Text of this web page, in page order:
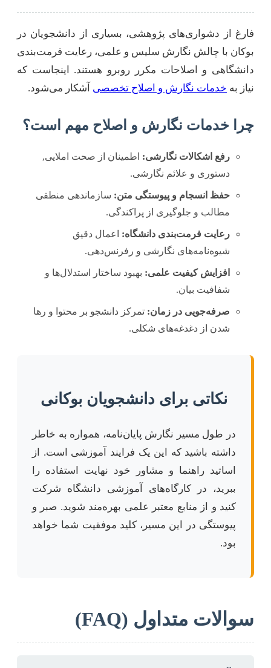
فارغ از دشواری‌های پژوهشی، بسیاری از دانشجویان در
بوکان با چالش نگارش سلیس و علمی، رعایت فرمت‌بندی
دانشگاهی و اصلاحات مکرر روبرو هستند. اینجاست که
نیاز به خدمات نگارش و اصلاح تخصصی آشکار می‌شود.
چرا خدمات نگارش و اصلاح مهم است؟
رفع اشکالات نگارشی: اطمینان از صحت املایی,
دستوری و علائم نگارشی.
حفظ انسجام و پیوستگی متن: سازماندهی منطقی
مطالب و جلوگیری از پراکندگی.
رعایت فرمت‌بندی دانشگاه: اعمال دقیق
شیوه‌نامه‌های نگارشی و رفرنس‌دهی.
افزایش کیفیت علمی: بهبود ساختار استدلال‌ها و
شفافیت بیان.
صرفه‌جویی در زمان: تمرکز دانشجو بر محتوا و رها
شدن از دغدغه‌های شکلی.
نکاتی برای دانشجویان بوکانی
در طول مسیر نگارش پایان‌نامه، همواره به خاطر
داشته باشید که این یک فرایند آموزشی است. از
اساتید راهنما و مشاور خود نهایت استفاده را
ببرید، در کارگاه‌های آموزشی دانشگاه شرکت
کنید و از منابع معتبر علمی بهره‌مند شوید. صبر و
پیوستگی در این مسیر، کلید موفقیت شما خواهد
بود.
سوالات متداول (FAQ)